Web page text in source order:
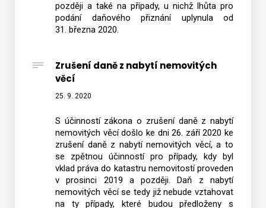
později a také na případy, u nichž lhůta pro
podání daňového přiznání uplynula od
31. března 2020.
Zrušení daně z nabytí nemovitých
věcí
25. 9. 2020
S účinností zákona o zrušení daně z nabytí
nemovitých věcí došlo ke dni 26. září 2020 ke
zrušení daně z nabytí nemovitých věcí, a to
se zpětnou účinností pro případy, kdy byl
vklad práva do katastru nemovitostí proveden
v prosinci 2019 a později. Daň z nabytí
nemovitých věcí se tedy již nebude vztahovat
na ty případy, které budou předloženy s